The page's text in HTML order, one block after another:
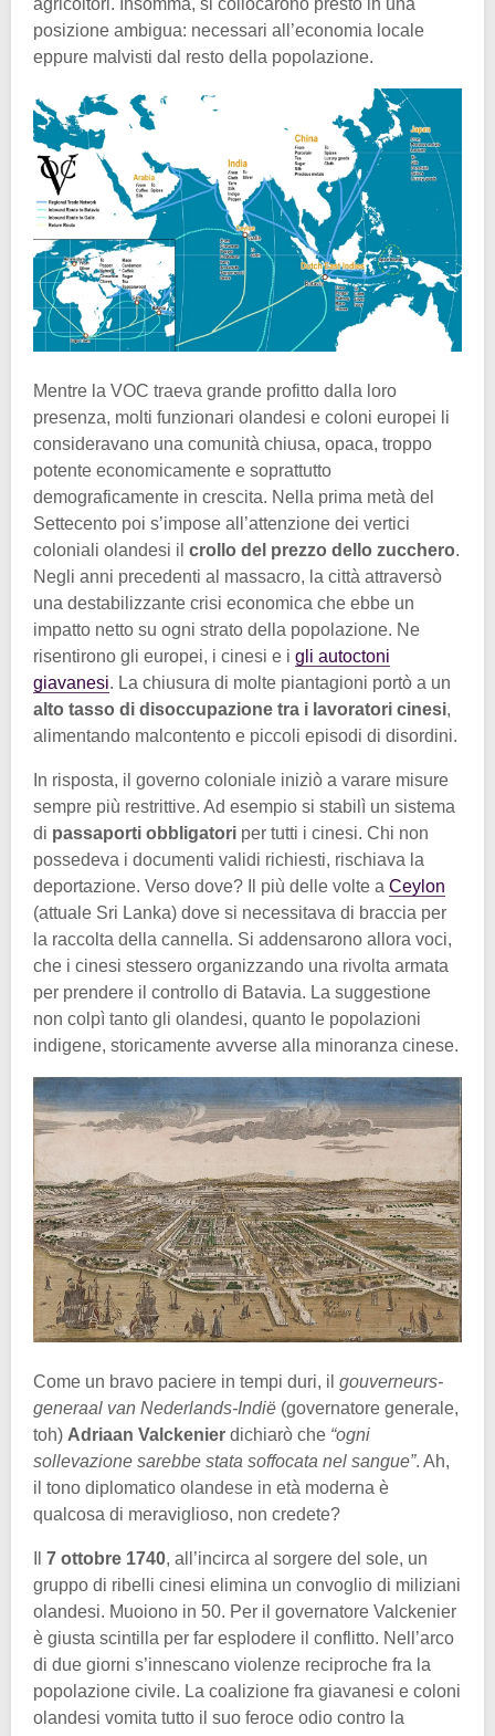
agricoltori. Insomma, si collocarono presto in una
posizione ambigua: necessari all’economia locale
eppure malvisti dal resto della popolazione.
Mentre la VOC traeva grande profitto dalla loro
presenza, molti funzionari olandesi e coloni europei li
consideravano una comunità chiusa, opaca, troppo
potente economicamente e soprattutto
demograficamente in crescita. Nella prima metà del
Settecento poi s’impose all’attenzione dei vertici
coloniali olandesi il crollo del prezzo dello zucchero.
Negli anni precedenti al massacro, la città attraversò
una destabilizzante crisi economica che ebbe un
impatto netto su ogni strato della popolazione. Ne
risentirono gli europei, i cinesi e i gli autoctoni
giavanesi. La chiusura di molte piantagioni portò a un
alto tasso di disoccupazione tra i lavoratori cinesi,
alimentando malcontento e piccoli episodi di disordini.
In risposta, il governo coloniale iniziò a varare misure
sempre più restrittive. Ad esempio si stabilì un sistema
di passaporti obbligatori per tutti i cinesi. Chi non
possedeva i documenti validi richiesti, rischiava la
deportazione. Verso dove? Il più delle volte a Ceylon
(attuale Sri Lanka) dove si necessitava di braccia per
la raccolta della cannella. Si addensarono allora voci,
che i cinesi stessero organizzando una rivolta armata
per prendere il controllo di Batavia. La suggestione
non colpì tanto gli olandesi, quanto le popolazioni
indigene, storicamente avverse alla minoranza cinese.
Come un bravo paciere in tempi duri, il gouverneurs-
generaal van Nederlands-Indië (governatore generale,
toh) Adriaan Valckenier dichiarò che “ogni
sollevazione sarebbe stata soffocata nel sangue”. Ah,
il tono diplomatico olandese in età moderna è
qualcosa di meraviglioso, non credete?
7 ottobre 1740, all’incirca al sorgere del sole, un
gruppo di ribelli cinesi elimina un convoglio di miliziani
olandesi. Muoiono in 50. Per il governatore Valckenier
è giusta scintilla per far esplodere il conflitto. Nell’arco
di due giorni s’innescano violenze reciproche fra la
popolazione civile. La coalizione fra giavanesi e coloni
olandesi vomita tutto il suo feroce odio contro la